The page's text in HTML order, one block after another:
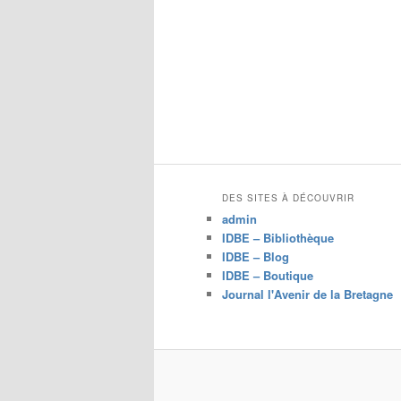
DES SITES À DÉCOUVRIR
admin
IDBE – Bibliothèque
IDBE – Blog
IDBE – Boutique
Journal l'Avenir de la Bretagne